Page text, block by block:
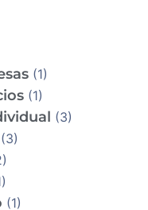
(1)
(1)
(3)
(3)
(1)